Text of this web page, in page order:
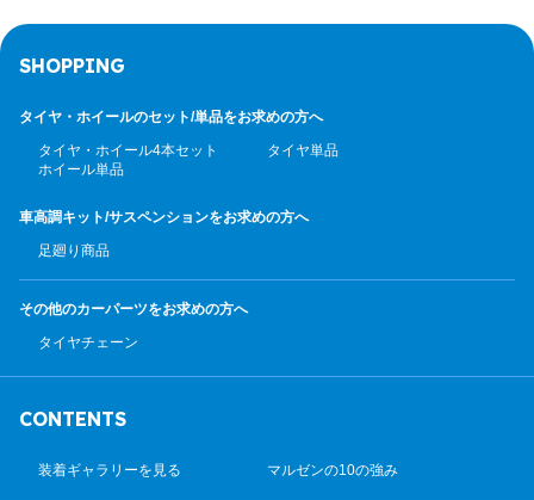
SHOPPING
タイヤ・ホイールのセット/単品をお求めの方へ
タイヤ・ホイール4本セット
タイヤ単品
ホイール単品
車高調キット/サスペンションをお求めの方へ
足廻り商品
その他のカーパーツをお求めの方へ
タイヤチェーン
CONTENTS
装着ギャラリーを見る マルゼンの10の強み